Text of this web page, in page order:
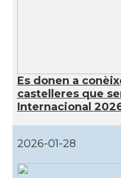
Es donen a
castelleres que
Internacional
2026-01-28